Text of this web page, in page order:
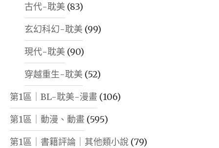
古代-耽美 (83)
玄幻科幻-耽美 (99)
現代-耽美 (90)
穿越重生-耽美 (52)
第1區｜BL-耽美-漫畫 (106)
第1區｜動漫、動畫 (595)
第1區｜書籍評論｜其他類小說 (79)